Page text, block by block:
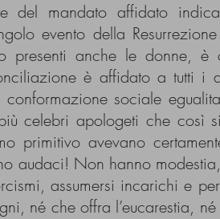
del mandato affidato
evento della
presenti anche le donne,
è affidato a tutti i
conformazione sociale
celebri apologeti che così
primitivo avevano
audaci! Non hanno
assumersi incarichi e
né che offra l’eucarestia,